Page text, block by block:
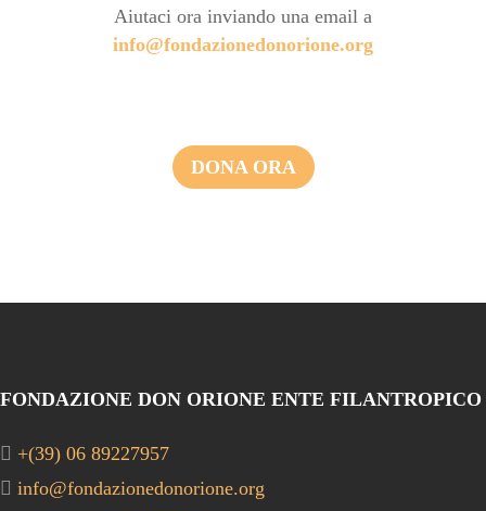
Aiutaci ora inviando una email a
info@fondazionedonorione.org
DONA ORA
FONDAZIONE DON ORIONE ENTE FILANTROPICO
+(39) 06 89227957
info@fondazionedonorione.org